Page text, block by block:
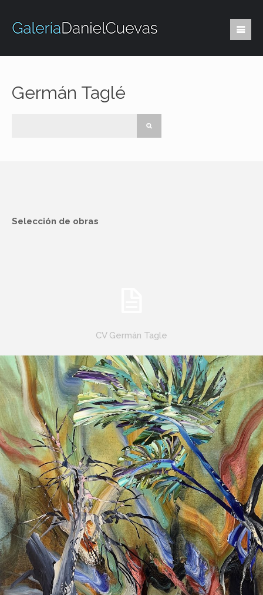
Germán Taglé
Selección de obras
CV Germán Tagle